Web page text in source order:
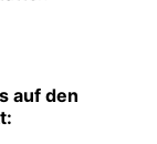
auf den